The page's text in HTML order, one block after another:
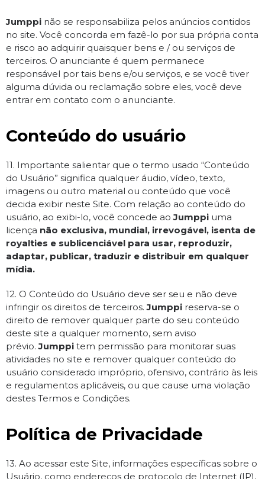
Jumppi não se responsabiliza pelos anúncios contidos
no site. Você concorda em fazê-lo por sua própria conta
e risco ao adquirir quaisquer bens e / ou serviços de
terceiros. O anunciante é quem permanece
responsável por tais bens e/ou serviços, e se você tiver
alguma dúvida ou reclamação sobre eles, você deve
entrar em contato com o anunciante.
Conteúdo do usuário
11. Importante salientar que o termo usado “Conteúdo
do Usuário” significa qualquer áudio, vídeo, texto,
imagens ou outro material ou conteúdo que você
decida exibir neste Site. Com relação ao conteúdo do
usuário, ao exibi-lo, você concede aoJumppi uma
licença não exclusiva, mundial, irrevogável, isenta de
royalties e sublicenciável para usar, reproduzir,
adaptar, publicar, traduzir e distribuir em qualquer
mídia.
12. O Conteúdo do Usuário deve ser seu e não deve
infringir os direitos de terceiros.Jumppi reserva-se o
direito de remover qualquer parte do seu conteúdo
deste site a qualquer momento, sem aviso
prévio.Jumppi tem permissão para monitorar suas
atividades no site e remover qualquer conteúdo do
usuário considerado impróprio, ofensivo, contrário às leis
e regulamentos aplicáveis, ou que cause uma violação
destes Termos e Condições.
Política de Privacidade
13. Ao acessar este Site, informações específicas sobre o
Usuário, como endereços de protocolo de Internet (IP),